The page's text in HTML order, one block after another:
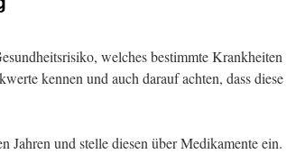
welches bestimmte Krankheiten
kennen und auch darauf achten, dass diese
und stelle diesen über Medikamente ein.